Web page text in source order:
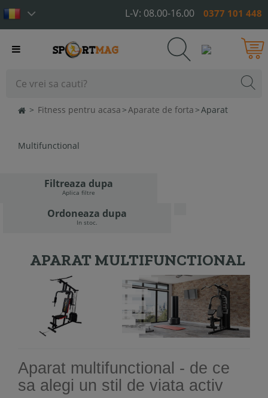
L-V: 08.00-16.00 0377 101 448
Toggle
> Fitness pentru acasa >Aparate de forta >Aparat
Multifunctional
Filtreaza dupa
Aplica filtre
Ordoneaza dupa
In stoc.
APARAT MULTIFUNCTIONAL
Aparat multifunctional - de ce
sa alegi un stil de viata activ